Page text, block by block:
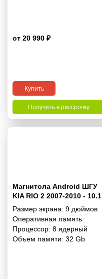
от 20 990 ₽
Купить
Получить в рассрочку
Магнитола Android ШГУ
KIA RIO 2 2007-2010 - 10.1
2/32 Гб Pro
Размер экрана: 9 дюймов
Оперативная память:
Процессор: 8 ядерный
Объем памяти: 32 Gb